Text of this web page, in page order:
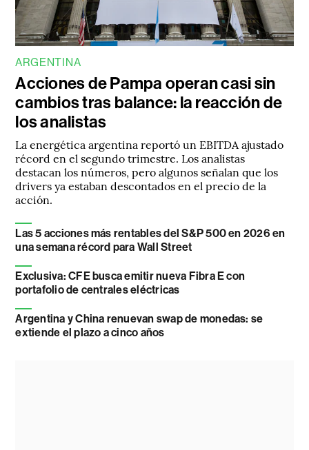
ARGENTINA
Acciones de Pampa operan casi sin
cambios tras balance: la reacción de
los analistas
La energética argentina reportó un EBITDA ajustado
récord en el segundo trimestre. Los analistas
destacan los números, pero algunos señalan que los
drivers ya estaban descontados en el precio de la
acción.
Las 5 acciones más rentables del S&P 500 en 2026 en
una semana récord para Wall Street
Exclusiva: CFE busca emitir nueva Fibra E con
portafolio de centrales eléctricas
Argentina y China renuevan swap de monedas: se
extiende el plazo a cinco años